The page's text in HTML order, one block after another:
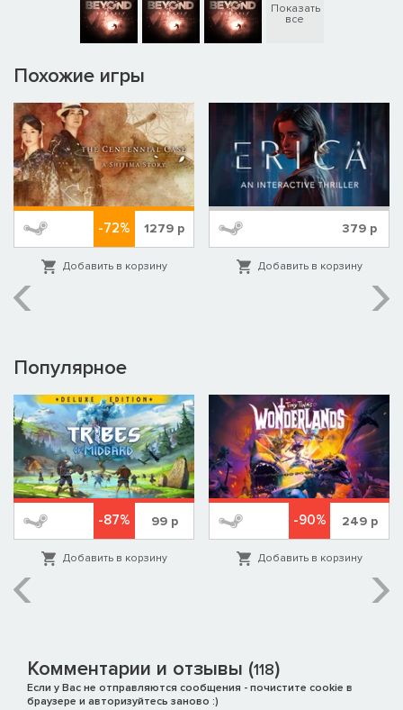
Показать
все
Похожие игры
-72% 1279 р
Добавить в корзину
379 р
Добавить в корзину
Популярное
-87% 99р
Добавить в корзину
-90% 249р
Добавить в корзину
Комментарии и отзывы (118)
Если у Вас не отправляются сообщения - почистите cookie в
браузере и авторизуйтесь заново :)